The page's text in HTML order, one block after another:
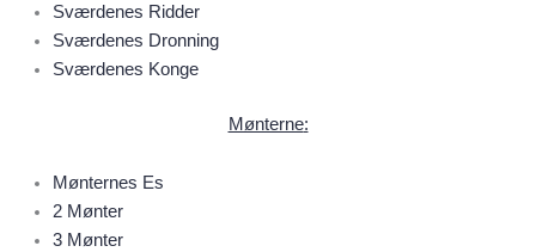
Sværdenes Ridder
Sværdenes Dronning
Sværdenes Konge
Mønterne:
Mønternes Es
2 Mønter
3 Mønter